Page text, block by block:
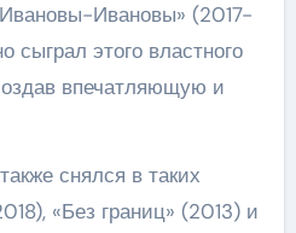
Ивановы» (2017-
сыграл этого властного
впечатляющую и
снялся в таких
«Без границ» (2013) и